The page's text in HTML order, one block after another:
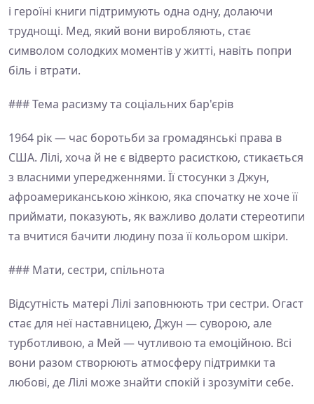
і героїні книги підтримують одна одну, долаючи
труднощі. Мед, який вони виробляють, стає
символом солодких моментів у житті, навіть попри
біль і втрати.
### Тема расизму та соціальних бар'єрів
1964 рік — час боротьби за громадянські права в
США. Лілі, хоча й не є відверто расисткою, стикається
з власними упередженнями. Її стосунки з Джун,
афроамериканською жінкою, яка спочатку не хоче її
приймати, показують, як важливо долати стереотипи
та вчитися бачити людину поза її кольором шкіри.
### Мати, сестри, спільнота
Відсутність матері Лілі заповнюють три сестри. Огаст
стає для неї наставницею, Джун — суворою, але
турботливою, а Мей — чутливою та емоційною. Всі
вони разом створюють атмосферу підтримки та
любові, де Лілі може знайти спокій і зрозуміти себе.